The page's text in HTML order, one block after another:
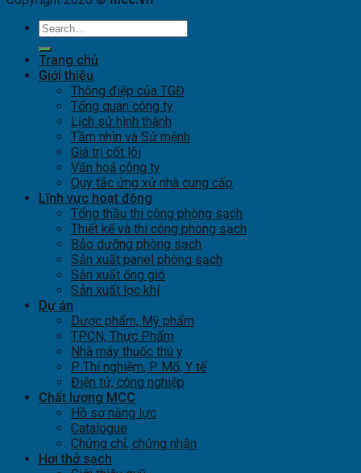
Trang chủ
Giới thiệu
Thông điệp của TGĐ
Tổng quan công ty
Lịch sử hình thành
Tầm nhìn và Sứ mệnh
Giá trị cốt lõi
Văn hoá công ty
Quy tắc ứng xử nhà cung cấp
Lĩnh vực hoạt động
Tổng thầu thi công phòng sạch
Thiết kế và thi công phòng sạch
Bảo dưỡng phòng sạch
Sản xuất panel phòng sạch
Sản xuất ống gió
Sản xuất lọc khí
Dự án
Dược phẩm, Mỹ phẩm
TPCN, Thực Phẩm
Nhà máy thuốc thú y
P. Thí nghiệm, P. Mổ, Y tế
Điện tử, công nghiệp
Chất lượng MCC
Hồ sơ năng lực
Catalogue
Chứng chỉ, chứng nhận
Hơi thở sạch